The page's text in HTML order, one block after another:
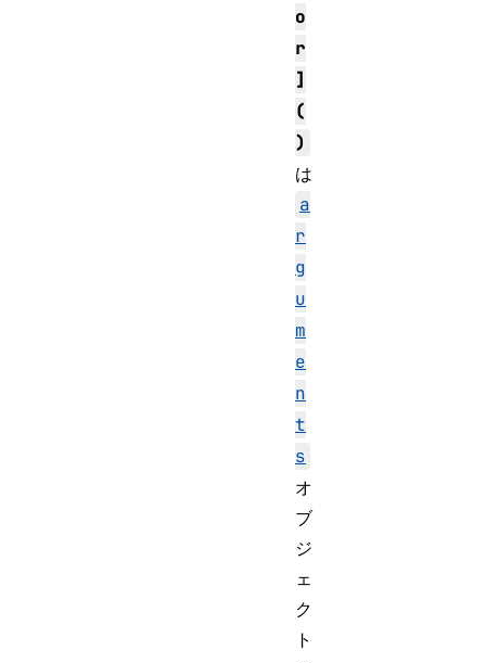
o
r
]
(
)
は
a
r
g
u
m
e
n
t
s
オ
ブ
ジ
ェ
ク
ト